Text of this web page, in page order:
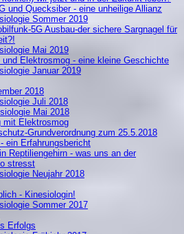
und Quecksiber - eine unheilige Allianz
Sommer 2019
5G Ausbau-der sichere Sargnagel für
Mai 2019
und Elektrosmog - eine kleine Geschichte
Januar 2019
2018
Juli 2018
Mai 2018
mit Elektrosmog
Grundverordnung zum 25.5.2018
ein Erfahrungsbericht
Reptiliengehirn - was uns an der
stresst
Neujahr 2018
- Kinesiologin!
Sommer 2017
Erfolgs